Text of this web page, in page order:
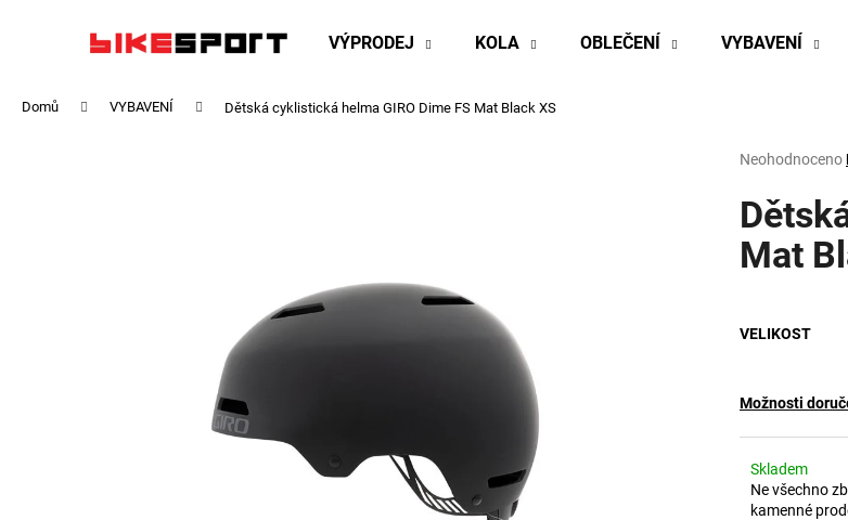
VÝPRODEJ KOLA OBLEČENÍ VYBAVENÍ
Domů VYBAVENÍ Dětská cyklistická helma GIRO Dime FS Mat Black XS
Průměrné
produktu
je
0,0
Neohodnoceno
Mat
VELIKOST
Možnosti
Skladem
Ne všechno
kamenné
Zpět
Zpět
Co potřebujete najít?
HLEDAT